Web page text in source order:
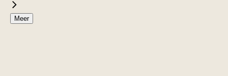
Meer